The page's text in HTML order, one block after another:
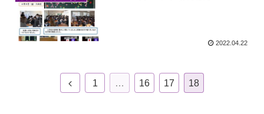
2022.04.22
1 … 16 17 18